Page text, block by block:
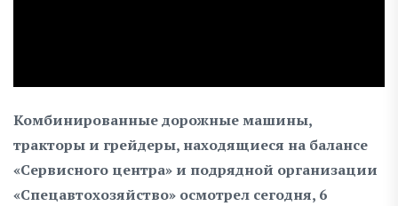
Комбинированные дорожные машины,
тракторы и грейдеры, находящиеся на балансе
«Сервисного центра» и подрядной организации
«Спецавтохозяйство» осмотрел сегодня, 6